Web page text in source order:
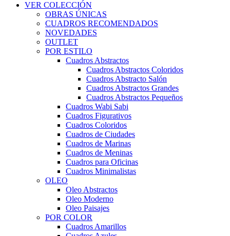
VER COLECCIÓN
OBRAS ÚNICAS
CUADROS RECOMENDADOS
NOVEDADES
OUTLET
POR ESTILO
Cuadros Abstractos
Cuadros Abstractos Coloridos
Cuadros Abstracto Salón
Cuadros Abstractos Grandes
Cuadros Abstractos Pequeños
Cuadros Wabi Sabi
Cuadros Figurativos
Cuadros Coloridos
Cuadros de Ciudades
Cuadros de Marinas
Cuadros de Meninas
Cuadros para Oficinas
Cuadros Minimalistas
OLEO
Oleo Abstractos
Oleo Moderno
Oleo Paisajes
POR COLOR
Cuadros Amarillos